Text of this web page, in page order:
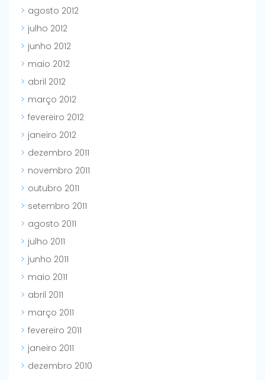
agosto 2012
julho 2012
junho 2012
maio 2012
abril 2012
março 2012
fevereiro 2012
janeiro 2012
dezembro 2011
novembro 2011
outubro 2011
setembro 2011
agosto 2011
julho 2011
junho 2011
maio 2011
abril 2011
março 2011
fevereiro 2011
janeiro 2011
dezembro 2010